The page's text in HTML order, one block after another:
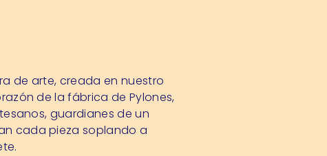
de arte, creada en nuestro
de la fábrica de Pylones,
guardianes de un
cada pieza soplando a